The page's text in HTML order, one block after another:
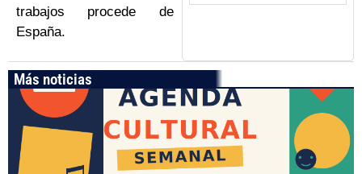
trabajos procede de
España.
Más noticias